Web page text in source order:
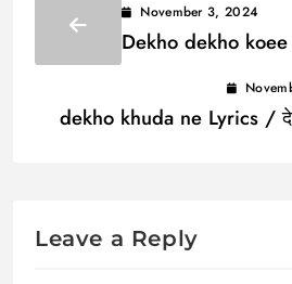
November 3, 2024
Dekho dekho
dekho khuda ne Lyrics /
Leave a Reply